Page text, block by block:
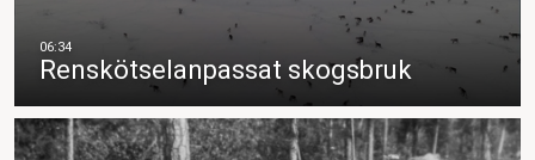
Renskötselanpassat skogsbruk